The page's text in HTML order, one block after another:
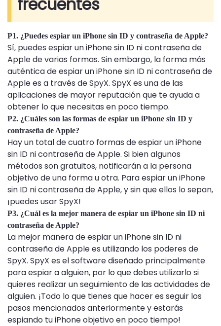
P1. ¿Puedes espiar un iPhone sin ID y contraseña de Apple?
Sí, puedes espiar un iPhone sin ID ni contraseña de
Apple de varias formas. Sin embargo, la forma más
auténtica de espiar un iPhone sin ID ni contraseña de
Apple es a través de SpyX. SpyX es una de las
aplicaciones de mayor reputación que te ayuda a
obtener lo que necesitas en poco tiempo.
P2. ¿Cuáles son las formas de espiar un iPhone sin ID y
contraseña de Apple?
Hay un total de cuatro formas de espiar un iPhone
sin ID ni contraseña de Apple. Si bien algunos
métodos son gratuitos, notificarán a la persona
objetivo de una forma u otra. Para espiar un iPhone
sin ID ni contraseña de Apple, y sin que ellos lo sepan,
¡puedes usar SpyX!
P3. ¿Cuál es la mejor manera de espiar un iPhone sin ID ni
contraseña de Apple?
La mejor manera de espiar un iPhone sin ID ni
contraseña de Apple es utilizando los poderes de
SpyX. SpyX es el software diseñado principalmente
para espiar a alguien, por lo que debes utilizarlo si
quieres realizar un seguimiento de las actividades de
alguien. ¡Todo lo que tienes que hacer es seguir los
pasos mencionados anteriormente y estarás
espiando tu iPhone objetivo en poco tiempo!